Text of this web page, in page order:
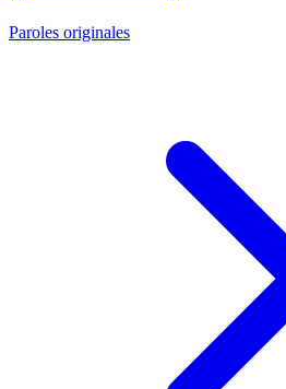
Paroles originales